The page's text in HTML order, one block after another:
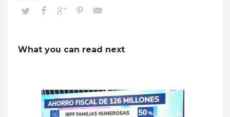
What you can read next